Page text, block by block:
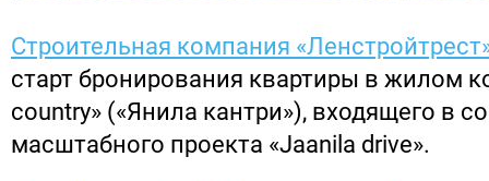
Строительная компания
старт бронирования квартиры в жилом
country» («Янила кантри»), входящего в
масштабного проекта «Jaanila drive».